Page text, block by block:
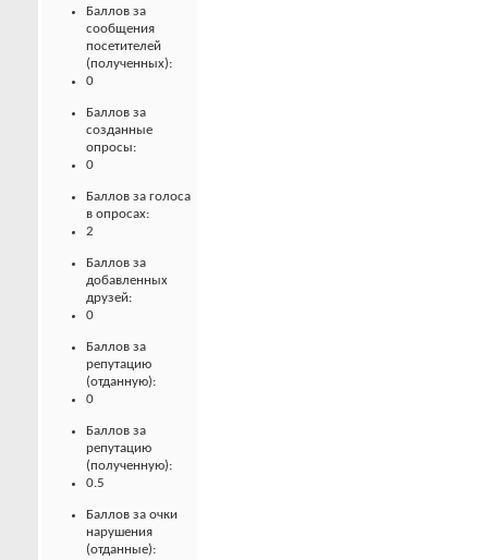
Баллов за
сообщения
посетителей
(полученных):
0
Баллов за
созданные
опросы:
0
Баллов за голоса
в опросах:
2
Баллов за
добавленных
друзей:
0
Баллов за
репутацию
(отданную):
0
Баллов за
репутацию
(полученную):
0.5
Баллов за очки
нарушения
(отданные):